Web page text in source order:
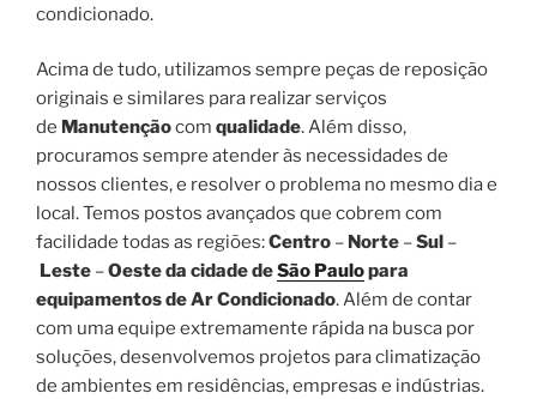
condicionado.
Acima de tudo, utilizamos sempre peças de reposição
originais e similares para realizar serviços
de Manutençãocom qualidade. Além disso,
procuramos sempre atender às necessidades de
nossos clientes, e resolver o problema no mesmo dia e
local. Temos postos avançados que cobrem com
facilidade todas as regiões:Centro – Norte –Sul –
Leste –Oeste da cidade deSão Paulopara
equipamentos de Ar Condicionado. Além de contar
com uma equipe extremamente rápida na busca por
soluções, desenvolvemos projetos para climatização
de ambientes em residências, empresas e indústrias.